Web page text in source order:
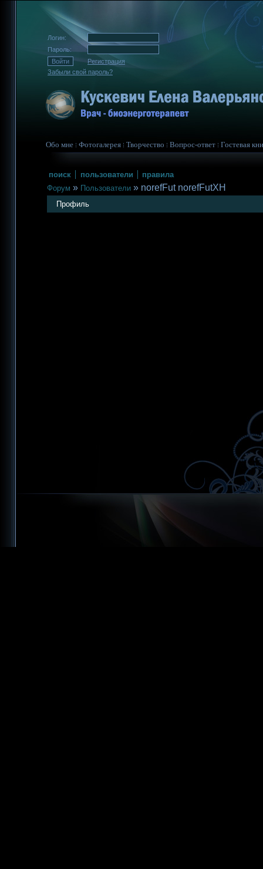
Логин:
Пароль:
Регистрация
Забыли свой пароль?
Обо мне Фотогалерея Творчество Вопрос-ответ Гостевая
поиск пользователи
правила
Форум » Пользователи » norefFut norefFutXH
Профиль